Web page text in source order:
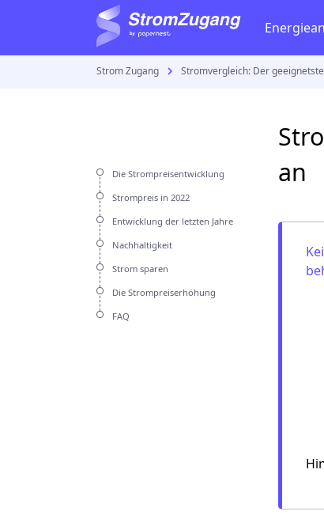
E.ON
Gaspreise
Gasvertrag
Stromzähler
Strom
Strom Zugang Stromvergleich: Der
Die Strompreisentwicklung
Strompreis in 2022
Entwicklung der letzten Jahre
Nachhaltigkeit
Strom sparen
Die Strompreiserhöhung
FAQ
an